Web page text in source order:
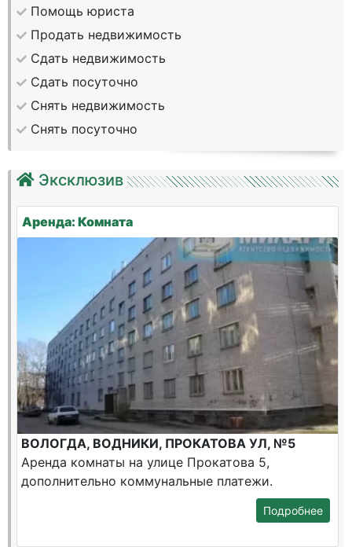
Помощь юриста
Продать недвижимость
Сдать недвижимость
Сдать посуточно
Снять недвижимость
Снять посуточно
Эксклюзив
Аренда: Комната
ВОЛОГДА, ВОДНИКИ, ПРОКАТОВА УЛ, №5
Аренда комнаты на улице Прокатова 5,
дополнительно коммунальные платежи.
Подробнее